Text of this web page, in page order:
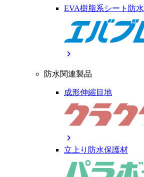
EVA樹脂系シート防水
chevron_right
防水関連製品
成形伸縮目地
chevron_right
立上り防水保護材